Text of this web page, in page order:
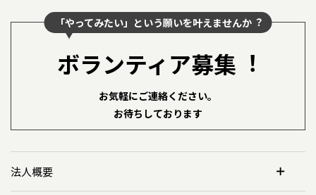
「やってみたい」という願いを叶えませんか︖
ボランティア募集︕
お気軽にご連絡ください。
お待ちしております
法人概要